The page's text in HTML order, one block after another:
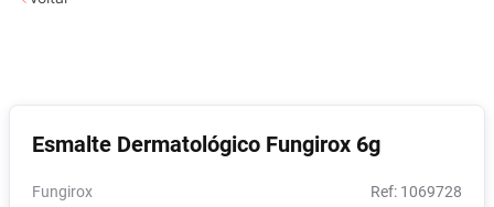
Esmalte Dermatológico Fungirox 6g
Fungirox : 1069728
2
6º Shampoo
7º